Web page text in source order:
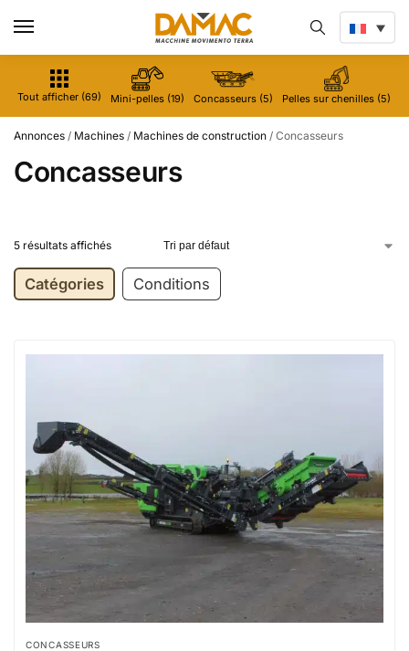
Tout afficher (69) Mini-pelles (19) Concasseurs (5) Pelles sur chenilles (5)
Annonces / Machines / Machines de construction / Concasseurs
Concasseurs
5 résultats affichés
Catégories Conditions
CONCASSEURS